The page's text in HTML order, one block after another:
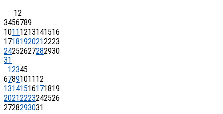
12
3456789
1011 1213141516
17181920212223
24252627282930
31
12345
67891011 12
13141516171819
20212223242526
2728293031